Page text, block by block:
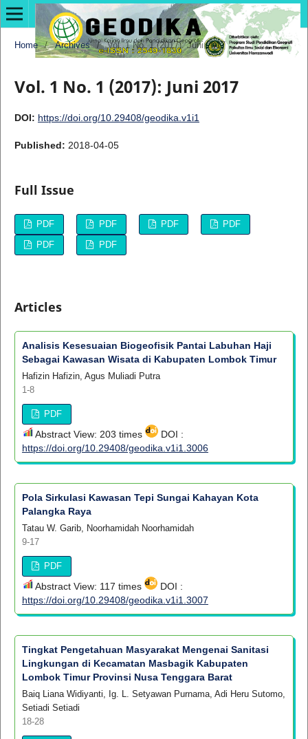
Home / Archives / Vol. 1 No. 1 (2017): Juni 2017
Vol. 1 No. 1 (2017): Juni 2017
DOI: https://doi.org/10.29408/geodika.v1i1
Published: 2018-04-05
Full Issue
PDF PDF PDF
PDF
PDF
PDF
Articles
Analisis Kesesuaian Biogeofisik Pantai Labuhan Haji
Sebagai Kawasan Wisata di Kabupaten Lombok Timur
Hafizin Hafizin, Agus Muliadi Putra
1-8
PDF
Abstract View: 203 times
DOI :
https://doi.org/10.29408/geodika.v1i1.3006
Pola Sirkulasi Kawasan Tepi Sungai Kahayan Kota
Palangka Raya
Tatau W. Garib, Noorhamidah Noorhamidah
9-17
PDF
Abstract View: 117 times
DOI :
https://doi.org/10.29408/geodika.v1i1.3007
Tingkat Pengetahuan Masyarakat Mengenai Sanitasi
Lingkungan di Kecamatan Masbagik Kabupaten
Lombok Timur Provinsi Nusa Tenggara Barat
Baiq Liana Widiyanti, Ig. L. Setyawan Purnama, Adi Heru Sutomo,
Setiadi Setiadi
18-28